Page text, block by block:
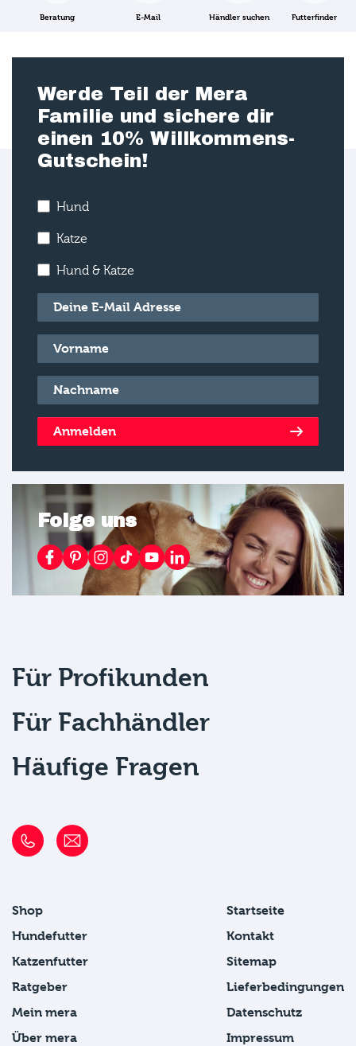
Beratung E-Mail Händler suchen Futterfinder
Werde Teil der Mera
Familie und sichere dir
einen 10% Willkommens-
Gutschein!
Hund
Katze
Hund & Katze
E-Mail*
Vorname*
Nachname*
Anmelden
Folge uns
Für Profikunden
Für Fachhändler
Häufige Fragen
Shop
Hundefutter
Katzenfutter
Ratgeber
Mein mera
Über mera
Startseite
Kontakt
Sitemap
Lieferbedingungen
Datenschutz
Impressum